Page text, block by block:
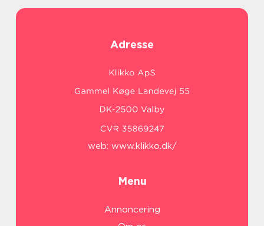
Adresse
web: www.klikko.dk/
Menu
Annoncering